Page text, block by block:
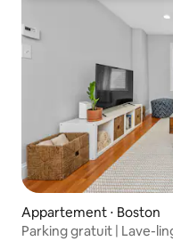
Appartement ⋅ Boston
Parking gratuit | Lave-